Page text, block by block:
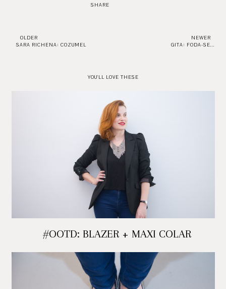
SHARE
OLDER
SARA RICHENA: COZUMEL
NEWER
GITA: FODA-SE...
YOU'LL LOVE THESE
#OOTD: BLAZER + MAXI COLAR